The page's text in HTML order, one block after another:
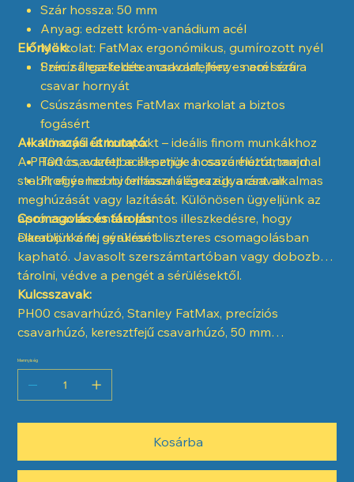
Szár hossza: 50 mm
Anyag: edzett króm-vanádium acél
Markolat: FatMax ergonómikus, gumírozott nyél
Szín: sárga-fekete markolat, fényes acél szár
Előnyök:
Precíz illeszkedés a csavarfejhez – nem sérti a
csavar hornyát
Csúszásmentes FatMax markolat a biztos
fogásért
Könnyű és kompakt – ideális finom munkákhoz
Tartós, edzett acél penge hosszú élettartammal
Profi és hobbi felhasználásra egyaránt alkalmas
Alkalmazási útmutató:
A PH00 csavarfejbe illesztjük a csavarhúzót, majd
stabil, egyenes nyomással végezzük a csavar
meghúzását vagy lazítását. Különösen ügyeljünk az
apró csavaroknál a pontos illeszkedésre, hogy
elkerüljük a fej sérülését.
Csomagolás és tárolás:
Darabonként, gyakran bliszteres csomagolásban
kapható. Javasolt szerszámtartóban vagy dobozban
tárolni, védve a pengét a sérülésektől.
Kulcsszavak:
PH00 csavarhúzó, Stanley FatMax, precíziós
csavarhúzó, keresztfejű csavarhúzó, 50 mm
Mennyiség
Kosárba